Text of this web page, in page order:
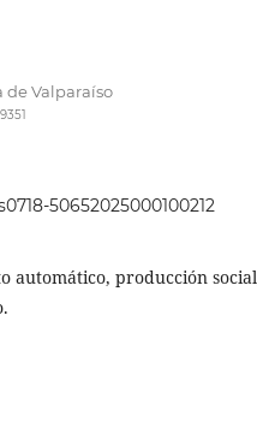
de Valparaíso
50652025000100212
automático, producción